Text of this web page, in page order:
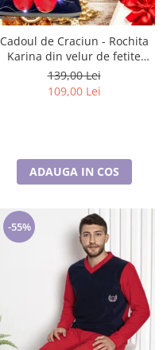
Cadoul de Craciun - Rochita
Karina din velur de fetite
marime 98 si pantofi rosii
139,00 Lei
109,00 Lei
ADAUGA IN COS
-55%